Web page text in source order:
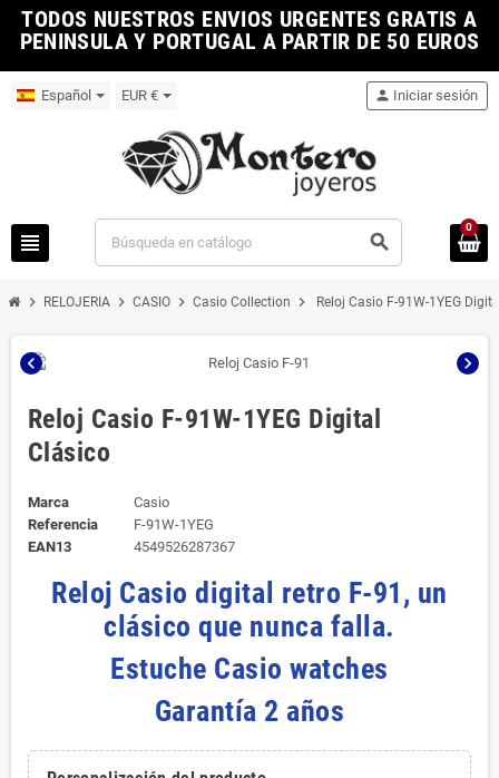
TODOS NUESTROS ENVIOS URGENTES GRATIS A
PENINSULA Y PORTUGAL A PARTIR DE 50 EUROS
Español EUR €
view_headline search
person Iniciar sesión
0
chevron_right RELOJERIA chevron_right CASIO chevron_right Casio Collection chevron_right Reloj Casio F-91W-1YEG
chevron_left chevron_right
Reloj Casio F-91W-1YEG Digital
Clásico
Marca
Casio
Referencia
F-91W-1YEG
EAN13
4549526287367
Reloj Casio digital retro F-91, un
clásico que nunca falla.
Estuche Casio watches
Garantía 2 años